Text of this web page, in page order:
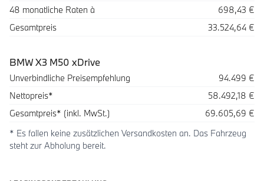
48 monatliche Raten à
698,43 €
Gesamtpreis
33.524,64 €
BMW X3 M50 xDrive
Beschreibung Betrag
Unverbindliche Preisempfehlung
94.499 €
Nettopreis*
58.492,18 €
Gesamtpreis* (inkl. MwSt.)
69.605,69 €
* Es fallen keine zusätzlichen Versandkosten an. Das Fahrzeug
steht zur Abholung bereit.
Leasingoptionen: Sonderzahlung und Laufzeit